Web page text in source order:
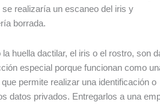
realizaría un escaneo del iris y
borrada.
huella dactilar, el iris o el rostro, son
especial porque funcionan como
permite realizar una identificación o
datos privados. Entregarlos a una